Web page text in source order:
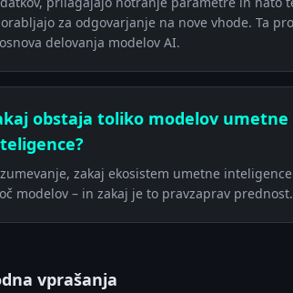
za odgovarjanje na nove vhode. Ta
delovanja modelov AI.
obstaja toliko modelov umetne
zakaj ekosistem umetne
modelov – in zakaj je to pravzaprav prednost.
vprašanja